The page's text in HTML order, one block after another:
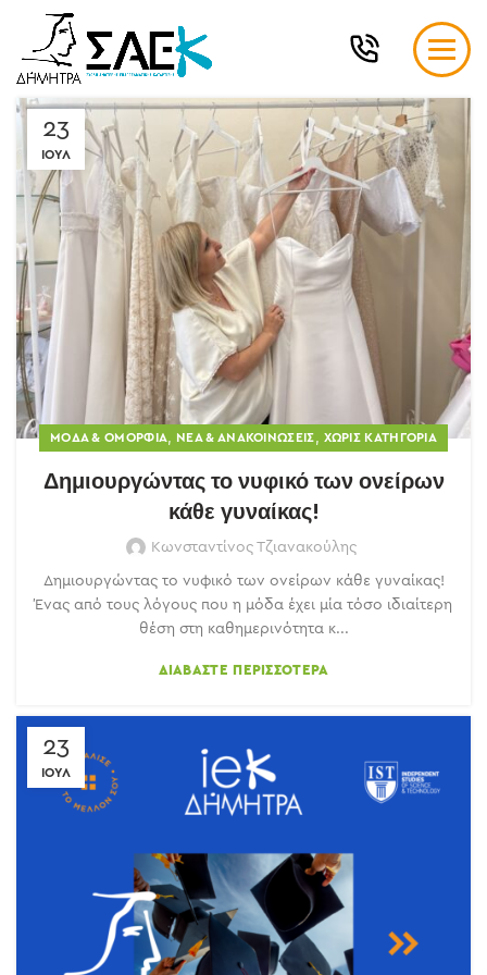
23
ΙΟΎΛ
ΜΌΔΑ & ΟΜΟΡΦΙΆ ΝΈΑ & ΑΝΑΚΟΙΝΏΣΕΙΣ ΧΩΡΊΣ ΚΑΤΗΓΟΡΊΑ
Δημιουργώντας το νυφικό των ονείρων
κάθε γυναίκας!
Κωνσταντίνος Τζιανακούλης
Δημιουργώντας το νυφικό των ονείρων κάθε γυναίκας!
Ένας από τους λόγους που η μόδα έχει μία τόσο ιδιαίτερη
θέση στη καθημερινότητα κ...
ΔΙΑΒΆΣΤΕ ΠΕΡΙΣΣΌΤΕΡΑ
23
ΙΟΎΛ